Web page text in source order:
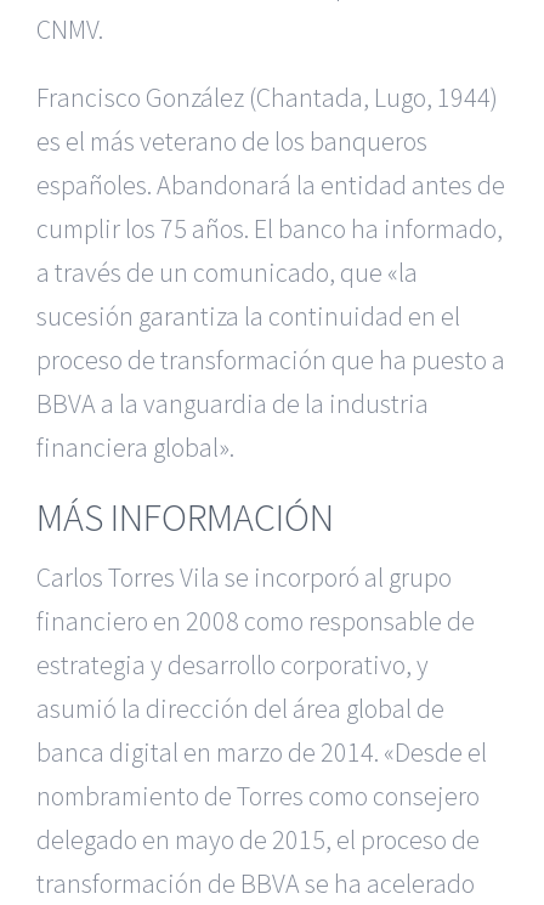
CNMV.
Francisco González (Chantada, Lugo, 1944)
es el más veterano de los banqueros
españoles. Abandonará la entidad antes de
cumplir los 75 años. El banco ha informado,
a través de un comunicado, que «la
sucesión garantiza la continuidad en el
proceso de transformación que ha puesto a
BBVA a la vanguardia de la industria
financiera global».
MÁS INFORMACIÓN
Carlos Torres Vila se incorporó al grupo
financiero en 2008 como responsable de
estrategia y desarrollo corporativo, y
asumió la dirección del área global de
banca digital en marzo de 2014. «Desde el
nombramiento de Torres como consejero
delegado en mayo de 2015, el proceso de
transformación de BBVA se ha acelerado